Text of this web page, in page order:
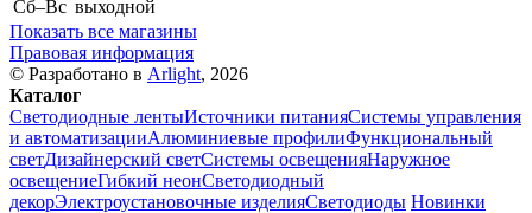
Сб–Вс выходной
Показать все магазины
Правовая информация
© Разработано в Arlight, 2026
Каталог
Светодиодные лентыИсточники питанияСистемы управления
и автоматизацииАлюминиевые профилиФункциональный
светДизайнерский светСистемы освещенияНаружное
освещениеГибкий неонСветодиодный
декорЭлектроустановочные изделияСветодиоды Новинки